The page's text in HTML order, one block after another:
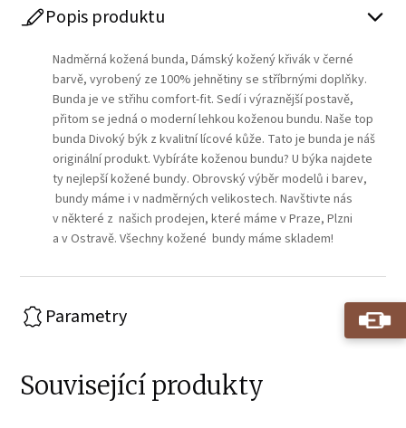
Popis produktu
Nadměrná kožená bunda, Dámský kožený křivák v černé
barvě, vyrobený ze 100% jehnětiny se stříbrnými doplňky.
Bunda je ve střihu comfort-fit. Sedí i výraznější postavě,
přitom se jedná o moderní lehkou koženou bundu. Naše top
bunda Divoký býk z kvalitní lícové kůže. Tato je bunda je náš
originální produkt. Vybíráte koženou bundu? U býka najdete
ty nejlepší kožené bundy. Obrovský výběr modelů i barev,
bundy máme i v nadměrných velikostech. Navštivte nás
v některé z našich prodejen, které máme v Praze, Plzni
a v Ostravě. Všechny kožené bundy máme skladem!
Parametry
Související produkty